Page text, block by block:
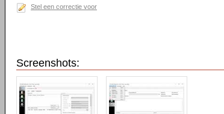
Stel een correctie voor
Screenshots: